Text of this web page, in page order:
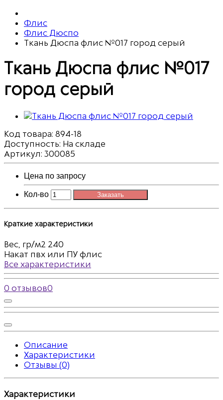
Флис
Флис Дюспо
Ткань Дюспа флис №017 город серый
Ткань Дюспа флис №017
город серый
Код товара: 894-18
Доступность: На складе
Артикул: 300085
Цена по запросу
Кол-во Заказать
Краткие характеристики
Вес, гр/м2 240
Накат пвх или ПУ флис
Все характеристики
0 отзывов0
Описание
Характеристики
Отзывы (0)
Характеристики